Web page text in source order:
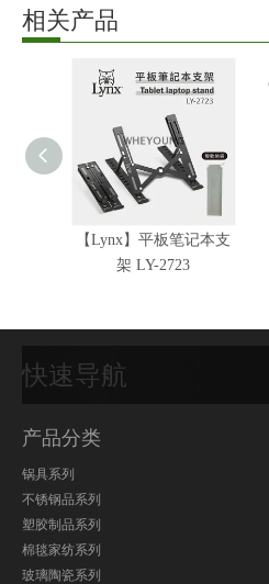
相关产品
【Lynx】平板笔记本支
架 LY-2723
快速导航
产品分类
锅具系列
不锈钢品系列
塑胶制品系列
棉毯家纺系列
玻璃陶瓷系列